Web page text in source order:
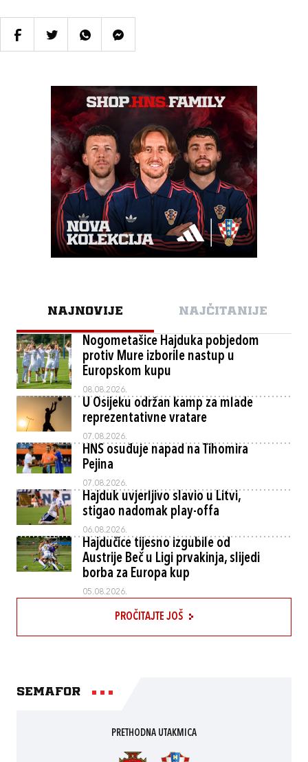
NAJNOVIJE NAJČITANIJE
Nogometašice Hajduka pobjedom
protiv Mure izborile nastup u
Europskom kupu
08.08.2026.
U Osijeku održan kamp za mlade
reprezentativne vratare
07.08.2026.
HNS osuđuje napad na Tihomira
Pejina
07.08.2026.
Hajduk uvjerljivo slavio u Litvi,
stigao nadomak play-offa
06.08.2026.
Hajdučice tijesno izgubile od
Austrije Beč u Ligi prvakinja, slijedi
borba za Europa kup
05.08.2026.
PROČITAJTE JOŠ
Semafor
PRETHODNA UTAKMICA